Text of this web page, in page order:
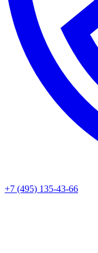
+7 (495) 135-43-66